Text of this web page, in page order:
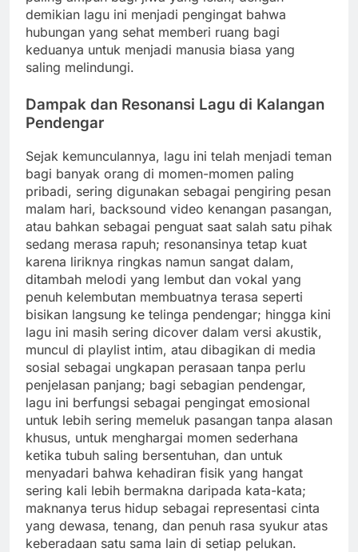
demikian lagu ini menjadi pengingat bahwa
hubungan yang sehat memberi ruang bagi
keduanya untuk menjadi manusia biasa yang
saling melindungi.
Dampak dan Resonansi Lagu di Kalangan
Pendengar
Sejak kemunculannya, lagu ini telah menjadi teman
bagi banyak orang di momen-momen paling
pribadi, sering digunakan sebagai pengiring pesan
malam hari, backsound video kenangan pasangan,
atau bahkan sebagai penguat saat salah satu pihak
sedang merasa rapuh; resonansinya tetap kuat
karena liriknya ringkas namun sangat dalam,
ditambah melodi yang lembut dan vokal yang
penuh kelembutan membuatnya terasa seperti
bisikan langsung ke telinga pendengar; hingga kini
lagu ini masih sering dicover dalam versi akustik,
muncul di playlist intim, atau dibagikan di media
sosial sebagai ungkapan perasaan tanpa perlu
penjelasan panjang; bagi sebagian pendengar,
lagu ini berfungsi sebagai pengingat emosional
untuk lebih sering memeluk pasangan tanpa alasan
khusus, untuk menghargai momen sederhana
ketika tubuh saling bersentuhan, dan untuk
menyadari bahwa kehadiran fisik yang hangat
sering kali lebih bermakna daripada kata-kata;
maknanya terus hidup sebagai representasi cinta
yang dewasa, tenang, dan penuh rasa syukur atas
keberadaan satu sama lain di setiap pelukan.